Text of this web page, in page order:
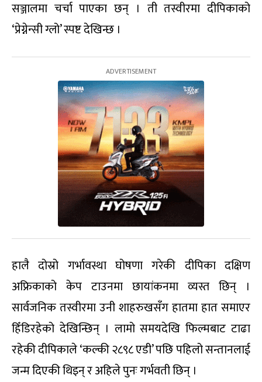
सञ्जालमा चर्चा पाएका छन् । ती तस्वीरमा दीपिकाको
‘प्रेग्नेन्सी ग्लो’ स्पष्ट देखिन्छ ।
हालै दोस्रो गर्भावस्था घोषणा गरेकी दीपिका दक्षिण
अफ्रिकाको केप टाउनमा छायांकनमा व्यस्त छिन् ।
सार्वजनिक तस्वीरमा उनी शाहरुखसँग हातमा हात समाएर
हिँडिरहेको देखिन्छिन् । लामो समयदेखि फिल्मबाट टाढा
रहेकी दीपिकाले ‘कल्की २८९८ एडी’ पछि पहिलो सन्तानलाई
जन्म दिएकी थिइन् र अहिले पुनः गर्भवती छिन् ।